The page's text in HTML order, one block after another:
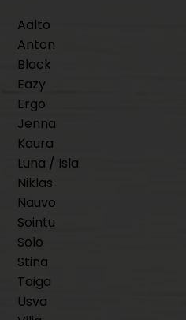
Aalto
Anton
Black
Eazy
Ergo
Jenna
Kaura
Luna / Isla
Niklas
Nauvo
Sointu
Solo
Stina
Taiga
Usva